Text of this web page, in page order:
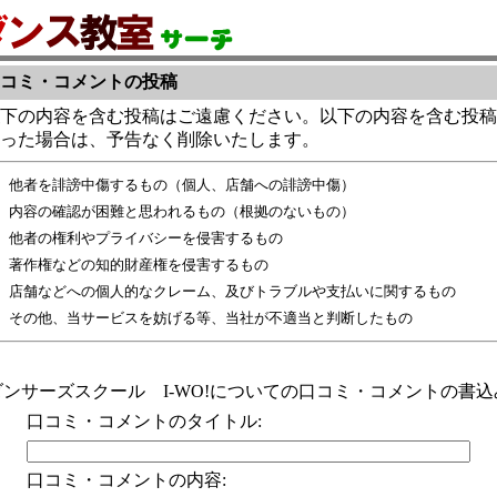
ミ・コメントの投稿
下の内容を含む投稿はご遠慮ください。以下の内容を含む投
た場合は、予告なく削除いたします。
他者を誹謗中傷するもの（個人、店舗への誹謗中傷）
内容の確認が困難と思われるもの（根拠のないもの）
他者の権利やプライバシーを侵害するもの
著作権などの知的財産権を侵害するもの
店舗などへの個人的なクレーム、及びトラブルや支払いに関するもの
その他、当サービスを妨げる等、当社が不適当と判断したもの
ンサーズスクール I-WO!についての口コミ・コメントの書込
口コミ・コメントのタイトル:
口コミ・コメントの内容: